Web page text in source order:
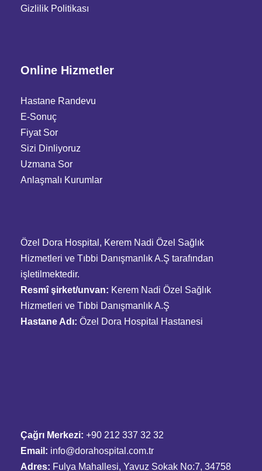
Gizlilik Politikası
Online Hizmetler
Hastane Randevu
E-Sonuç
Fiyat Sor
Sizi Dinliyoruz
Uzmana Sor
Anlaşmalı Kurumlar
Özel Dora Hospital, Kerem Nadi Özel Sağlık
Hizmetleri ve Tıbbi Danışmanlık A.Ş tarafından
işletilmektedir.
Resmî şirket/unvan: Kerem Nadi Özel Sağlık
Hizmetleri ve Tıbbi Danışmanlık A.Ş
Hastane Adı: Özel Dora Hospital Hastanesi
Çağrı Merkezi: +90 212 337 32 32
Email: info@dorahospital.com.tr
Adres: Fulya Mahallesi, Yavuz Sokak No:7, 34758